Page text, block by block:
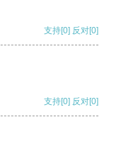
支持[0] 反对[0]
支持[0] 反对[0]